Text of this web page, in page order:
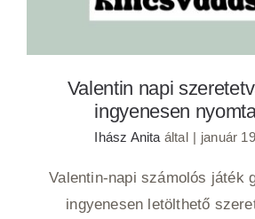
Valentin napi
ingyenesen
Ihász Anita által | január
Valentin-napi számolós játék
ingyenesen letölthető